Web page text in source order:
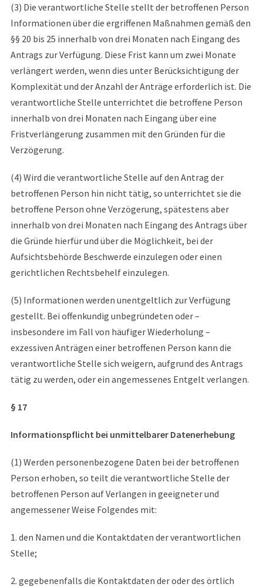
(3) Die verantwortliche Stelle stellt der betroffenen Person
Informationen über die ergriffenen Maßnahmen gemäß den
§§ 20 bis 25 innerhalb von drei Monaten nach Eingang des
Antrags zur Verfügung. Diese Frist kann um zwei Monate
verlängert werden, wenn dies unter Berücksichtigung der
Komplexität und der Anzahl der Anträge erforderlich ist. Die
verantwortliche Stelle unterrichtet die betroffene Person
innerhalb von drei Monaten nach Eingang über eine
Fristverlängerung zusammen mit den Gründen für die
Verzögerung.
(4) Wird die verantwortliche Stelle auf den Antrag der
betroffenen Person hin nicht tätig, so unterrichtet sie die
betroffene Person ohne Verzögerung, spätestens aber
innerhalb von drei Monaten nach Eingang des Antrags über
die Gründe hierfür und über die Möglichkeit, bei der
Aufsichtsbehörde Beschwerde einzulegen oder einen
gerichtlichen Rechtsbehelf einzulegen.
(5) Informationen werden unentgeltlich zur Verfügung
gestellt. Bei offenkundig unbegründeten oder –
insbesondere im Fall von häufiger Wiederholung –
exzessiven Anträgen einer betroffenen Person kann die
verantwortliche Stelle sich weigern, aufgrund des Antrags
tätig zu werden, oder ein angemessenes Entgelt verlangen.
§ 17
Informationspflicht bei unmittelbarer Datenerhebung
(1) Werden personenbezogene Daten bei der betroffenen
Person erhoben, so teilt die verantwortliche Stelle der
betroffenen Person auf Verlangen in geeigneter und
angemessener Weise Folgendes mit:
1. den Namen und die Kontaktdaten der verantwortlichen
Stelle;
2. gegebenenfalls die Kontaktdaten der oder des örtlich